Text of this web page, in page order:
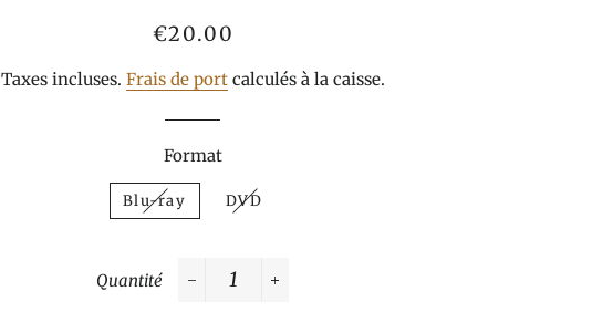
Prix
Prix
€20.00
Taxes incluses. Frais de portcalculés à la caisse.
Format
Blu-ray DVD
Quantité